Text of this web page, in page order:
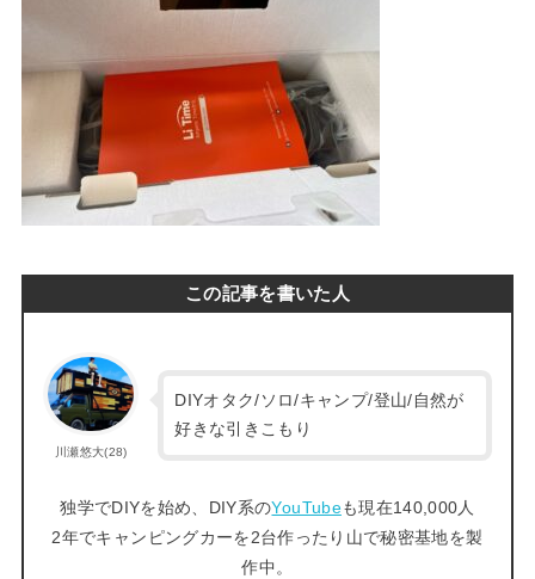
この記事を書いた人
川瀬悠大(28)
DIYオタク/ソロ/キャンプ/登山/自然が
好きな引きこもり
独学でDIYを始め、DIY系のYouTubeも現在140,000人
2年でキャンピングカーを2台作ったり山で秘密基地を製
作中。